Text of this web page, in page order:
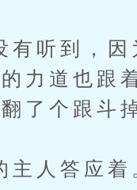
听到，因
力道也跟
了个跟斗
人答应着